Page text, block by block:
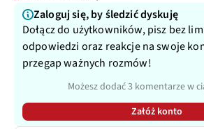
Zaloguj się, by śledzić dyskuję
Dołącz do użytkowników, pisz bez
odpowiedzi oraz reakcje na swoje
przegap ważnych rozmów!
Możesz dodać 3 komentarze w
Załóż konto